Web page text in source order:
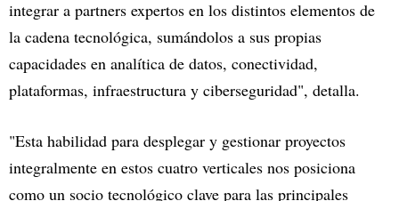
integrar a partners expertos en los distintos elementos de
la cadena tecnológica, sumándolos a sus propias
capacidades en analítica de datos, conectividad,
plataformas, infraestructura y ciberseguridad", detalla.
"Esta habilidad para desplegar y gestionar proyectos
integralmente en estos cuatro verticales nos posiciona
como un socio tecnológico clave para las principales